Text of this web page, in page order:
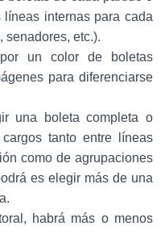
internas para cada
senadores, etc.).
un color de boletas
para diferenciarse
una boleta completa o
tanto entre líneas
como de agrupaciones
es elegir más de una
habrá más o menos